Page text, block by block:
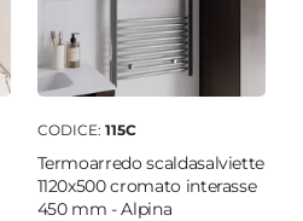
CODICE: 115C
Termoarredo scaldasalviette
1120x500 cromato interasse
450 mm - Alpina